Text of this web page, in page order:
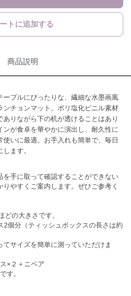
トに追加する
商品説明
ーブルにぴったりな、繊細な水墨画風
ンチョンマット。ポリ塩化ビニル素材
りながら下の机が透けることはあり
ンが食卓を華やかに演出し、耐久性に
使いに最適。お手入れも簡単で、毎日
ます。
を手に取って確認することができない
やすくご案内します。ぜひご参考く
どの大きさです。
2個分（ティッシュボックスの長さは約
サイズを簡単に測っていただけま
×２＋ニベア
す。